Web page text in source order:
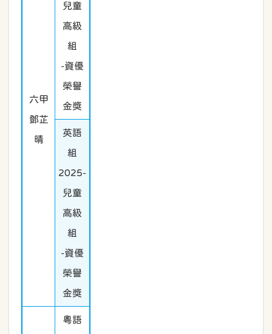
六甲
鄧芷
晴
兒童
高級
組
-資優
榮譽
金獎
英語
組
2025-
兒童
高級
組
-資優
榮譽
金獎
粵語